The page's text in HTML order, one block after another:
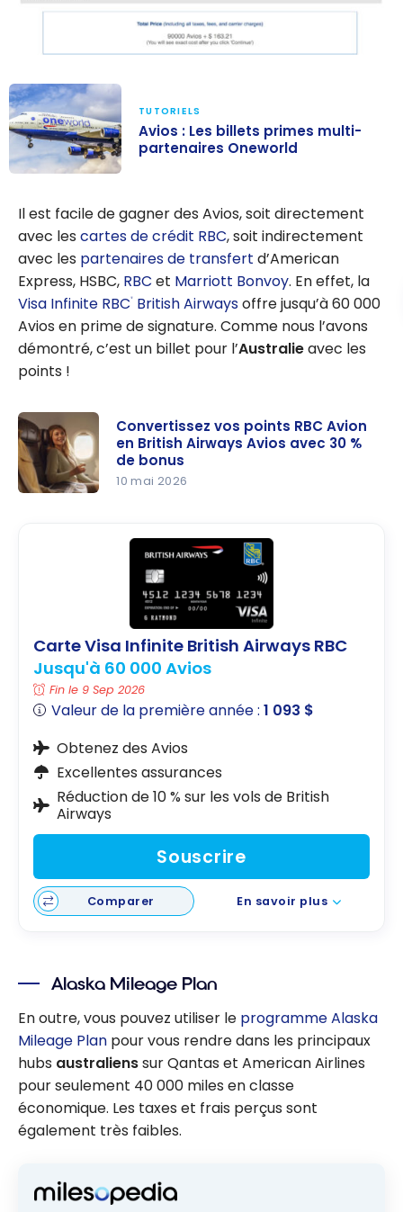
billets primes
multi-
partenaires
Oneworld
TUTORIELS
Avios : Les billets primes multi-
partenaires Oneworld
Il est facile de gagner des Avios, soit directement
avec les cartes de crédit RBC, soit indirectement
avec les partenaires de transfert d’American
Express, HSBC, RBC et Marriott Bonvoy. En effet, la
Visa Infinite RBC® British Airwaysoffre jusqu’à 60 000
Avios en prime de signature. Comme nous l’avons
démontré, c’est un billet pour l’Australieavec les
points !
Avios avec
30 % de
bonus
Convertissez vos points RBC Avion
en British Airways Avios avec 30 %
de bonus
10 mai 2026
Carte Visa Infinite British Airways RBC
Jusqu'à 60 000 Avios
Fin le 9 Sep 2026
Valeur de la première année :1 093 $
Obtenez des Avios
Excellentes assurances
Réduction de 10 % sur les vols de British
Airways
Souscrire
Comparer En savoir plus
Alaska Mileage Plan
En outre, vous pouvez utiliser le programme Alaska
Mileage Plan pour vous rendre dans les principaux
hubs australienssur Qantas et American Airlines
pour seulement 40 000 miles en classe
économique. Les taxes et frais perçus sont
également très faibles.